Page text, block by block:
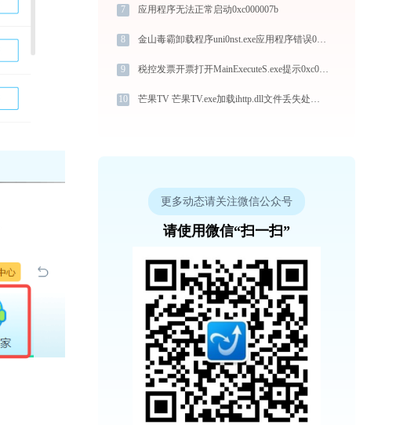
7 应用程序无法正常启动0xc000007b
8 金山毒霸卸载程序uni0nst.exe应用程序错误0xc0000094解决方法
9 税控发票开票打开MainExecuteS.exe提示0xc000000d错误码怎么办
10 芒果TV 芒果TV.exe加载ihttp.dll文件丢失处理办法
更多动态请关注微信公众号
请使用微信“扫一扫”